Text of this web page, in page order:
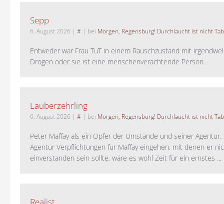
Sepp
6. August 2026 | # | bei Morgen, Regensburg! Durchlaucht ist nicht
Entweder war Frau TuT in einem Rauschzustand mit
Drogen oder sie ist eine menschenverachtende Person...
Lauberzehrling
6. August 2026 | # | bei Morgen, Regensburg! Durchlaucht ist nicht
Peter Maffay als ein Opfer der Umstände und seiner Agentur.
Agentur Verpflichtungen für Maffay eingehen, mit denen er
einverstanden sein sollte, wäre es wohl Zeit für ein ernstes ...